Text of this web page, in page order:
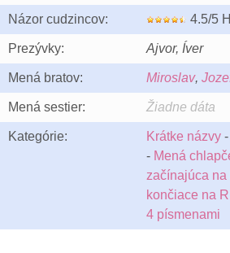
Názor cudzincov: 4.5/5
Prezývky: Ajvor, Íver
Mená bratov: Miroslav,
Mená sestier: Žiadne dáta
Kategórie: Krátke názvy -
- Mená
začínajúca na I
končiace na R
4 písmenami